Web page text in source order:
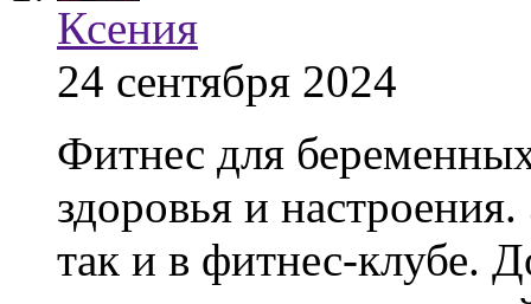
Ксения
24 сентября 2024
Фитнес для
здоровья и
так и в фитнес-клубе.